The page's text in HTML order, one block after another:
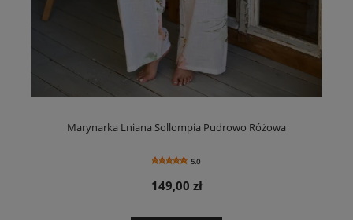
Marynarka Lniana Sollompia Pudrowo Różowa
5.0
149,00 zł